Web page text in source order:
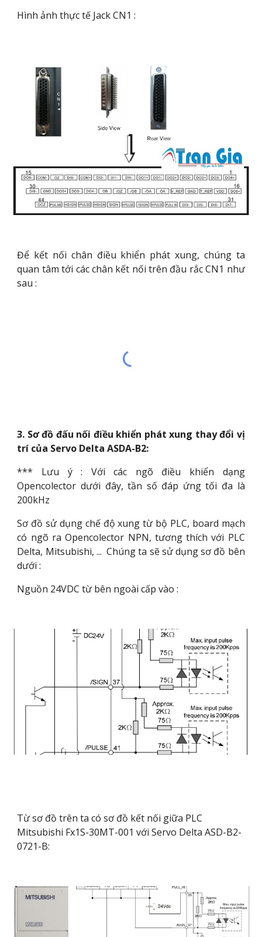
Hình ảnh thực tế Jack CN1 :
Để kết nối chân điều khiển phát xung, chúng ta
quan tâm tới các chân kết nối trên đầu rắc CN1 như
sau :
3. Sơ đồ đấu nối điều khiển phát xung thay đổi vị
trí của Servo Delta ASDA-B2:
*** Lưu ý : Với các ngõ điều khiển dạng
Opencolector dưới đây, tần số đáp ứng tối đa là
200kHz
Sơ đồ sử dụng chế độ xung từ bộ PLC, board mạch
có ngõ ra Opencolector NPN, tương thích với PLC
Delta, Mitsubishi, ... Chúng ta sẽ sử dụng sơ đồ bên
dưới :
Nguồn 24VDC từ bên ngoài cấp vào :
Từ sơ đồ trên ta có sơ đồ kết nối giữa PLC
Mitsubishi Fx1S-30MT-001 với Servo Delta ASD-B2-
0721-B: